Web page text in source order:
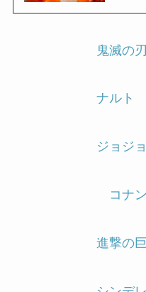
鬼滅の刃
ナルト
ジョジョ
コナン
進撃の